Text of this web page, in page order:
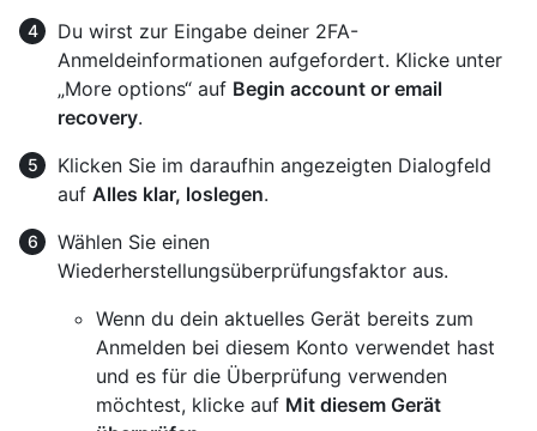
Du wirst zur Eingabe deiner 2FA-
Anmeldeinformationen aufgefordert. Klicke unter
„More options“ auf Begin account or email
recovery.
Klicken Sie im daraufhin angezeigten Dialogfeld
auf Alles klar, loslegen.
Wählen Sie einen
Wiederherstellungsüberprüfungsfaktor aus.
Wenn du dein aktuelles Gerät bereits zum
Anmelden bei diesem Konto verwendet hast
und es für die Überprüfung verwenden
möchtest, klicke auf Mit diesem Gerät